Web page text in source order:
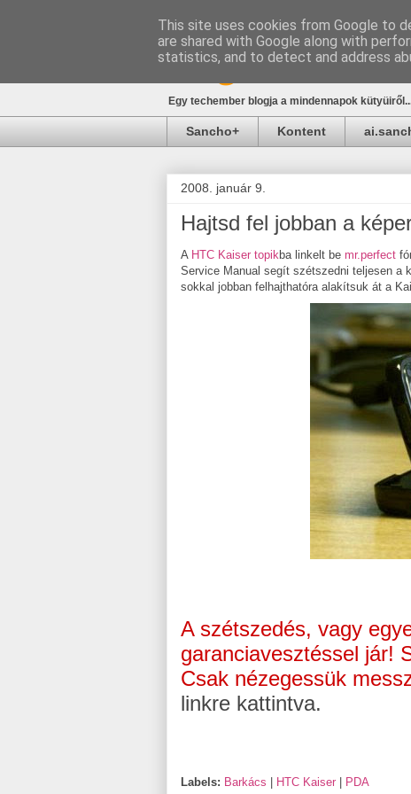
blog.sancho.hu
Egy techember blogja a mindennapok
Sancho+ Kontent
2008. január 9.
Hajtsd fel jobban a
A HTC Kaiser topik ba linkelt be mr.perfect
Service Manual segít szétszedni teljesen a
sokkal jobban felhajthatóra alakítsuk át a
A szétszedés, vagy
garanciavesztéssel jár!
Csak nézegessük
linkre kattintva.
Labels: Barkács HTC Kaiser PDA
This site uses cookies from Google to
are shared with Google along with
statistics, and to detect and address